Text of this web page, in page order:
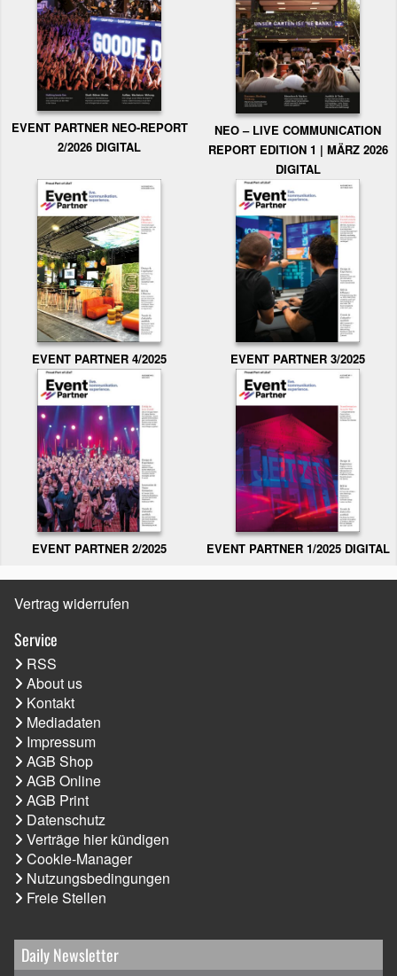
EVENT PARTNER NEO-REPORT
2/2026 DIGITAL
NEO – LIVE COMMUNICATION
REPORT EDITION 1 | MÄRZ 2026
DIGITAL
EVENT PARTNER 4/2025 EVENT PARTNER 3/2025
EVENT PARTNER 2/2025 EVENT PARTNER 1/2025 DIGITAL
Vertrag widerrufen
Service
RSS
About us
Kontakt
Mediadaten
Impressum
AGB Shop
AGB Online
AGB Print
Datenschutz
Verträge hier kündigen
Cookie-Manager
Nutzungsbedingungen
Freie Stellen
Daily Newsletter